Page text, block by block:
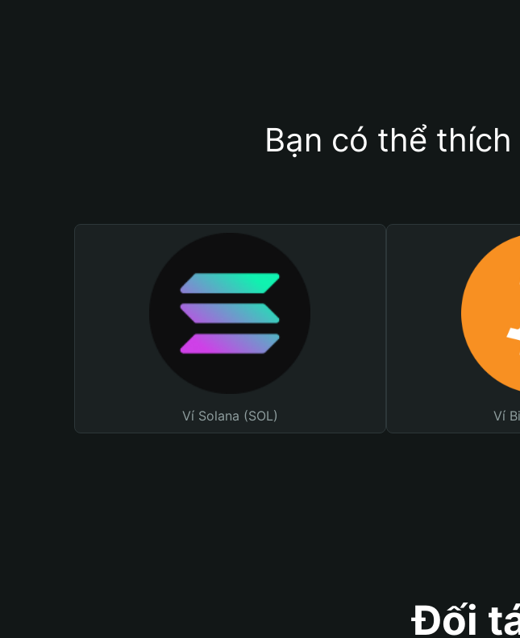
Bạn có thể
Ví Solana (SOL) Ví
Đối